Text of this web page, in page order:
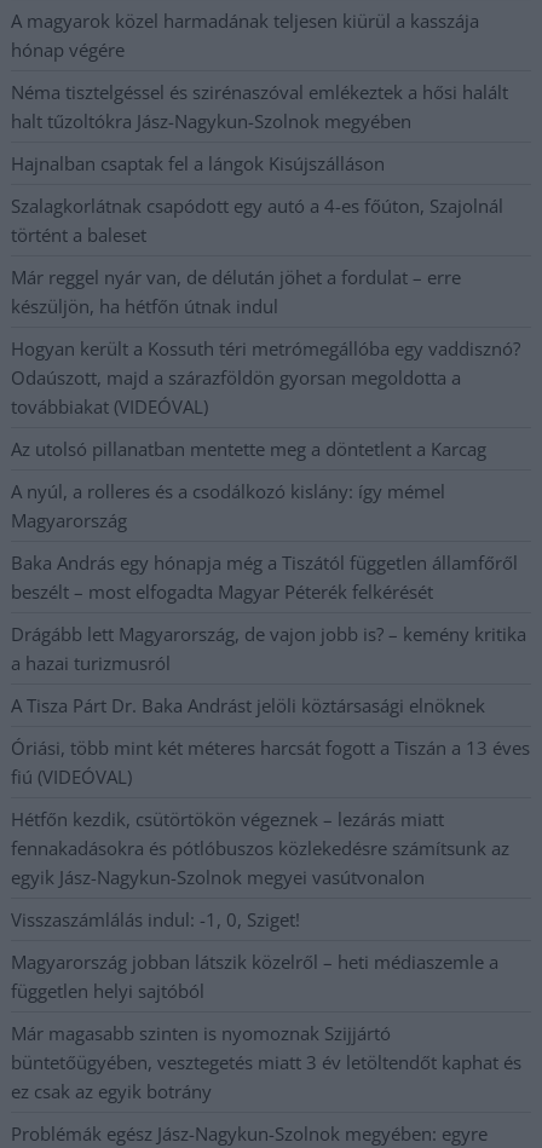
A magyarok közel harmadának teljesen kiürül a kasszája
hónap végére
Néma tisztelgéssel és szirénaszóval emlékeztek a hősi halált
halt tűzoltókra Jász-Nagykun-Szolnok megyében
Hajnalban csaptak fel a lángok Kisújszálláson
Szalagkorlátnak csapódott egy autó a 4-es főúton, Szajolnál
történt a baleset
Már reggel nyár van, de délután jöhet a fordulat – erre
készüljön, ha hétfőn útnak indul
Hogyan került a Kossuth téri metrómegállóba egy vaddisznó?
Odaúszott, majd a szárazföldön gyorsan megoldotta a
továbbiakat (VIDEÓVAL)
Az utolsó pillanatban mentette meg a döntetlent a Karcag
A nyúl, a rolleres és a csodálkozó kislány: így mémel
Magyarország
Baka András egy hónapja még a Tiszától független államfőről
beszélt – most elfogadta Magyar Péterék felkérését
Drágább lett Magyarország, de vajon jobb is? – kemény kritika
a hazai turizmusról
A Tisza Párt Dr. Baka Andrást jelöli köztársasági elnöknek
Óriási, több mint két méteres harcsát fogott a Tiszán a 13 éves
fiú (VIDEÓVAL)
Hétfőn kezdik, csütörtökön végeznek – lezárás miatt
fennakadásokra és pótlóbuszos közlekedésre számítsunk az
egyik Jász-Nagykun-Szolnok megyei vasútvonalon
Visszaszámlálás indul: -1, 0, Sziget!
Magyarország jobban látszik közelről – heti médiaszemle a
független helyi sajtóból
Már magasabb szinten is nyomoznak Szijjártó
büntetőügyében, vesztegetés miatt 3 év letöltendőt kaphat és
ez csak az egyik botrány
Problémák egész Jász-Nagykun-Szolnok megyében: egyre